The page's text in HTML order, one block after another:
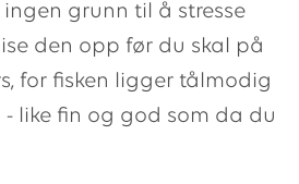
grunn til å stresse
den opp før du skal på
for fisken ligger tålmodig
like fin og god som da du